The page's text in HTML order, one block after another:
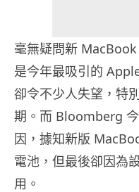
毫無疑問新
是今年最吸引的
卻令不少人失望，特
期。而 Bloomberg
因，據知新版
電池，但最後卻因為
用。